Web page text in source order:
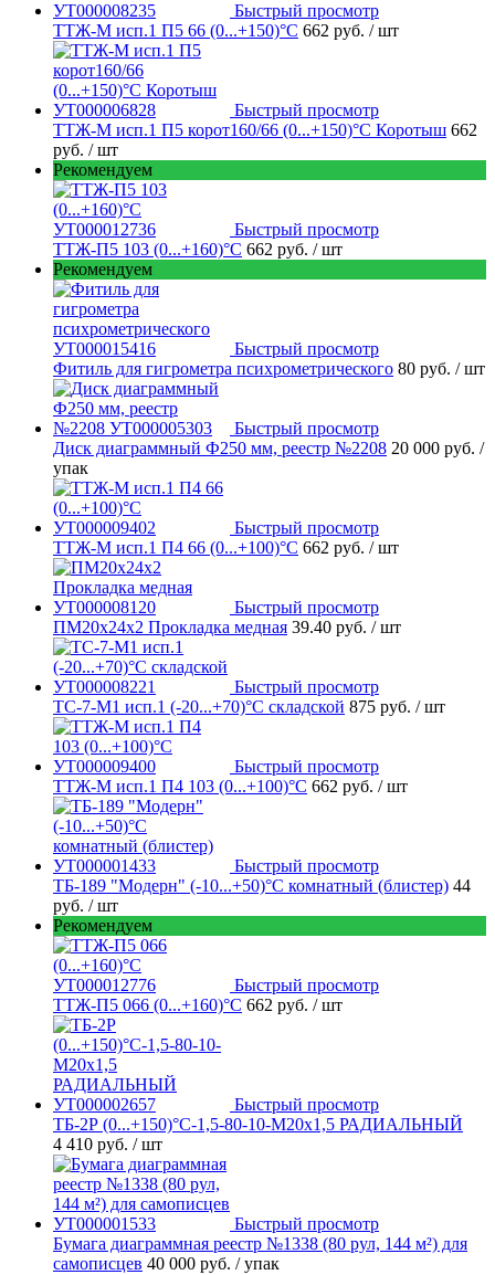
Быстрый просмотр
ТТЖ-М исп.1 П5 66 (0...+150)°С 662 руб. / шт
Быстрый просмотр
ТТЖ-М исп.1 П5 корот160/66 (0...+150)°С Коротыш 662
руб. / шт
Рекомендуем
Быстрый просмотр
ТТЖ-П5 103 (0...+160)°С 662 руб. / шт
Рекомендуем
Быстрый просмотр
Фитиль для гигрометра психрометрического 80 руб. / шт
Быстрый просмотр
Диск диаграммный Ф250 мм, реестр №2208 20 000 руб. /
упак
Быстрый просмотр
ТТЖ-М исп.1 П4 66 (0...+100)°С 662 руб. / шт
Быстрый просмотр
ПМ20х24х2 Прокладка медная 39.40 руб. / шт
Быстрый просмотр
ТС-7-М1 исп.1 (-20...+70)°С складской 875 руб. / шт
Быстрый просмотр
ТТЖ-М исп.1 П4 103 (0...+100)°С 662 руб. / шт
Быстрый просмотр
ТБ-189 "Модерн" (-10...+50)°С комнатный (блистер) 44
руб. / шт
Рекомендуем
Быстрый просмотр
ТТЖ-П5 066 (0...+160)°С 662 руб. / шт
Быстрый просмотр
ТБ-2Р (0...+150)°С-1,5-80-10-М20х1,5 РАДИАЛЬНЫЙ
4 410 руб. / шт
Быстрый просмотр
Бумага диаграммная реестр №1338 (80 рул, 144 м²) для
самописцев 40 000 руб. / упак